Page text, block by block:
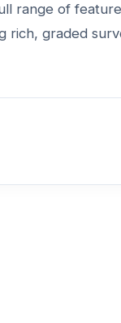
range of
rich, graded